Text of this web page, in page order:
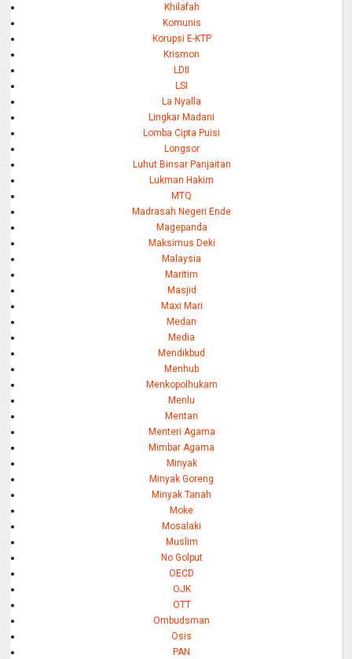
Khilafah
Komunis
Korupsi E-KTP
Krismon
LDII
LSI
La Nyalla
Lingkar Madani
Lomba Cipta Puisi
Longsor
Luhut Binsar Panjaitan
Lukman Hakim
MTQ
Madrasah Negeri Ende
Magepanda
Maksimus Deki
Malaysia
Maritim
Masjid
Maxi Mari
Medan
Media
Mendikbud
Menhub
Menkopolhukam
Menlu
Mentan
Menteri Agama
Mimbar Agama
Minyak
Minyak Goreng
Minyak Tanah
Moke
Mosalaki
Muslim
No Golput
OECD
OJK
OTT
Ombudsman
Osis
PAN